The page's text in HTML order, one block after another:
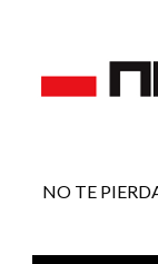
NO TE